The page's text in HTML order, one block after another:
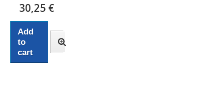
30,25 €
Add
to
cart